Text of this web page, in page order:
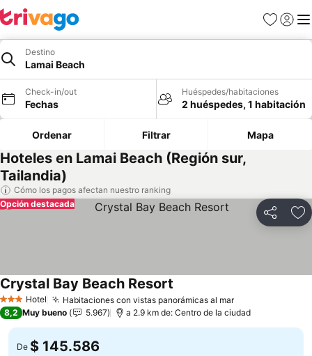
Favoritos
Iniciar
Destino
Lamai Beach
Check-in/out
Fechas
Huéspedes/habitaciones
2 huéspedes, 1 habitación
Ordenar Filtrar Mapa
Hoteles en Lamai Beach (Región sur,
Tailandia)
Cómo los pagos afectan nuestro ranking
Compartir
Opción destacada
3 Estrellas
Hotel Habitaciones con vistas panorámicas al mar
Crystal Bay Beach Resort
8,2 Muy bueno 5.967 a 2.9 km de: Centro de la ciudad
De $ 145.586